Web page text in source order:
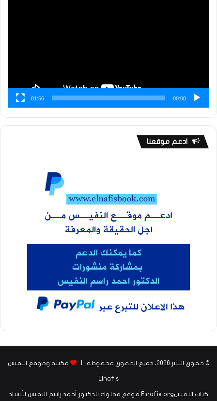
00:00
01:56
ادعم موقعنا
© حقوق النشر 2026، جميع الحقوق محفوظة | مكتبة وموقع النفيس
Elnafis
كتاب النفيسElnafis.org موقع مملوك للدكتور أحمد راسم النفيس الأستاذ